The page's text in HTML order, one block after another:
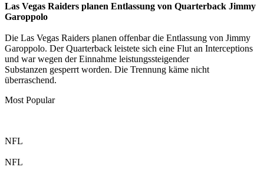
Las Vegas Raiders planen Entlassung von Quarterback Jimmy
Garoppolo
Die Las Vegas Raiders planen offenbar die Entlassung von Jimmy
Garoppolo. Der Quarterback leistete sich eine Flut an Interceptions
und war wegen der Einnahme leistungssteigender
Substanzen gesperrt worden. Die Trennung käme nicht
überraschend.
Most Popular
NFL
NFL